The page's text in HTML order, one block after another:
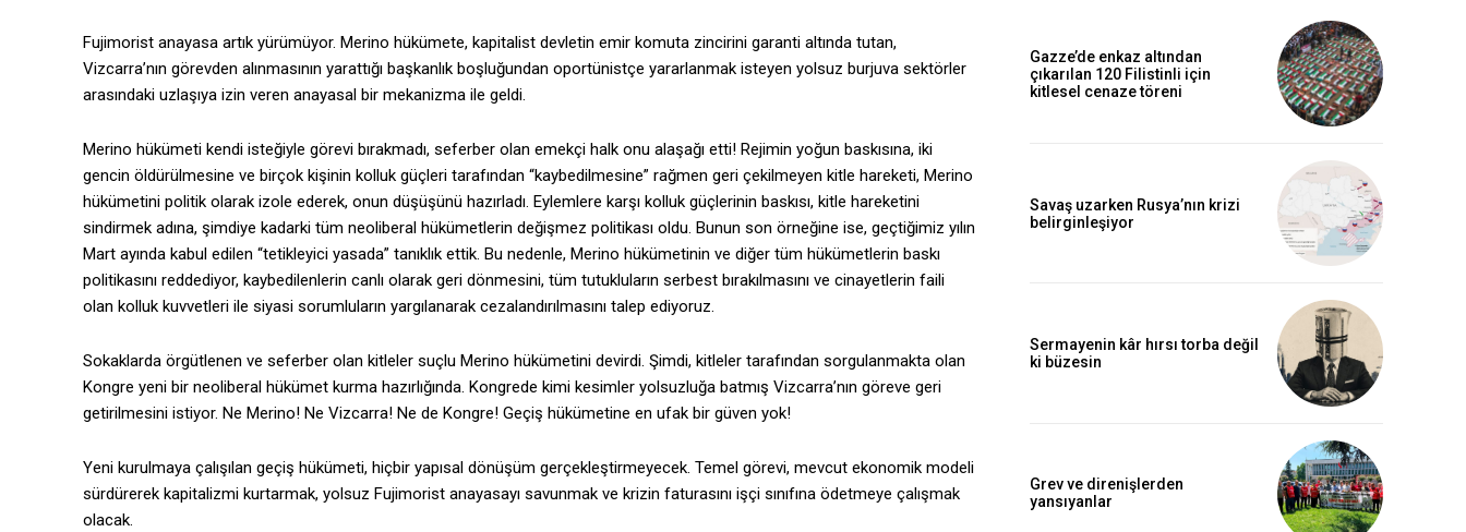
Fujimorist anayasa artık yürümüyor. Merino hükümete, kapitalist devletin emir komuta zincirini garanti altında tutan,
Vizcarra’nın görevden alınmasının yarattığı başkanlık boşluğundan oportünistçe yararlanmak isteyen yolsuz burjuva sektörler
arasındaki uzlaşıya izin veren anayasal bir mekanizma ile geldi.
Merino hükümeti kendi isteğiyle görevi bırakmadı, seferber olan emekçi halk onu alaşağı etti! Rejimin yoğun baskısına, iki
gencin öldürülmesine ve birçok kişinin kolluk güçleri tarafından “kaybedilmesine” rağmen geri çekilmeyen kitle hareketi, Merino
hükümetini politik olarak izole ederek, onun düşüşünü hazırladı. Eylemlere karşı kolluk güçlerinin baskısı, kitle hareketini
sindirmek adına, şimdiye kadarki tüm neoliberal hükümetlerin değişmez politikası oldu. Bunun son örneğine ise, geçtiğimiz yılın
Mart ayında kabul edilen “tetikleyici yasada” tanıklık ettik. Bu nedenle, Merino hükümetinin ve diğer tüm hükümetlerin baskı
politikasını reddediyor, kaybedilenlerin canlı olarak geri dönmesini, tüm tutukluların serbest bırakılmasını ve cinayetlerin faili
olan kolluk kuvvetleri ile siyasi sorumluların yargılanarak cezalandırılmasını talep ediyoruz.
Sokaklarda örgütlenen ve seferber olan kitleler suçlu Merino hükümetini devirdi. Şimdi, kitleler tarafından sorgulanmakta olan
Kongre yeni bir neoliberal hükümet kurma hazırlığında. Kongrede kimi kesimler yolsuzluğa batmış Vizcarra’nın göreve geri
getirilmesini istiyor. Ne Merino! Ne Vizcarra! Ne de Kongre! Geçiş hükümetine en ufak bir güven yok!
Yeni kurulmaya çalışılan geçiş hükümeti, hiçbir yapısal dönüşüm gerçekleştirmeyecek. Temel görevi, mevcut ekonomik modeli
sürdürerek kapitalizmi kurtarmak, yolsuz Fujimorist anayasayı savunmak ve krizin faturasını işçi sınıfına ödetmeye çalışmak
olacak.
Gazze’de enkaz altından
çıkarılan 120 Filistinli için
kitlesel cenaze töreni
Savaş uzarken Rusya’nın krizi
belirginleşiyor
Sermayenin kâr hırsı torba değil
ki büzesin
Grev ve direnişlerden
yansıyanlar